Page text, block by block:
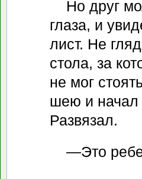
Но друг
глаза, и
лист. Не
стола, за
не мог
шею и начал
Развязал.
—Это